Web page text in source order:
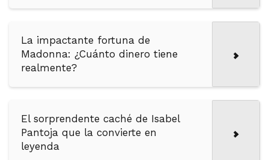
La impactante fortuna de
Madonna: ¿Cuánto dinero tiene
realmente?
El sorprendente caché de Isabel
Pantoja que la convierte en
leyenda